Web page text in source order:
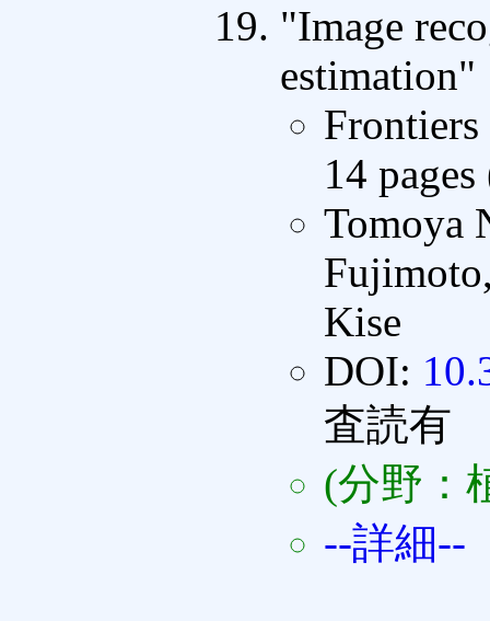
"Image
estimation"
14
Tomoya
Kise
DOI:
査読有
(分野：
--詳細--